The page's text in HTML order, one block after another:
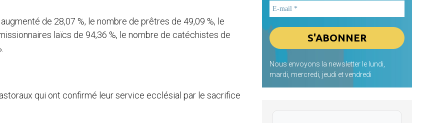
de 28,07 %, le nombre de prêtres de 49,09 %, le
laïcs de 94,36 %, le nombre de catéchistes de
qui ont confirmé leur service ecclésial par le sacrifice
Nous envoyons la newsletter le lundi,
mardi, mercredi, jeudi et vendredi